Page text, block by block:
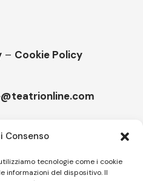
Consenso
tecnologie come i cookie
informazioni del dispositivo. Il
– Cookie Policy
Joey Calderazzo